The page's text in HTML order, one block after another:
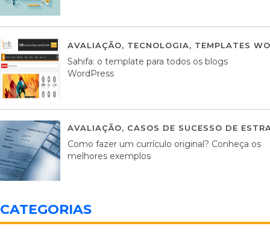
AVALIAÇÃO, TECNOLOGIA, TEMPLATES
Sahifa: o template para todos os blogs
WordPress
AVALIAÇÃO, CASOS DE SUCESSO DE
Como fazer um currículo original? Conheça os
melhores exemplos
CATEGORIAS